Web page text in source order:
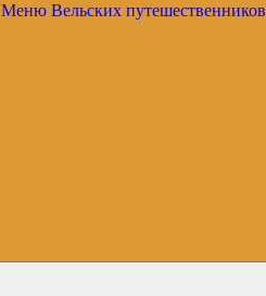
Меню Вельских путешественников